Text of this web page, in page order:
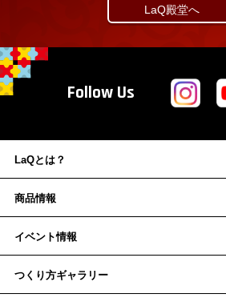
LaQ殿堂へ
Follow Us
LaQとは？
商品情報
イベント情報
つくり方ギャラリー